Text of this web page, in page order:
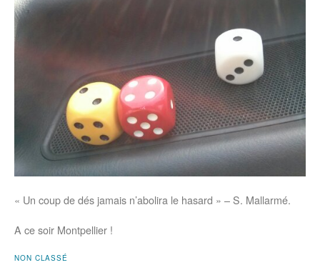
« Un coup de dés jamais n’abolira le hasard » – S. Mallarmé.
A ce soir Montpellier !
NON CLASSÉ